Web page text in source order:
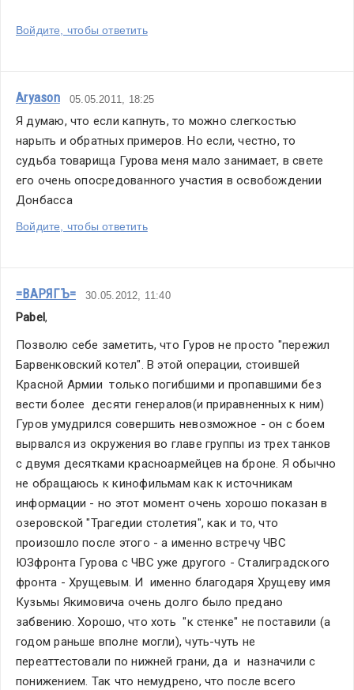
Войдите, чтобы ответить
Aryason 05.05.2011, 18:25
Я думаю, что если капнуть, то можно слегкостью
нарыть и обратных примеров. Но если, честно, то
судьба товарища Гурова меня мало занимает, в свете
его очень опосредованного участия в освобождении
Донбасса
Войдите, чтобы ответить
=ВАРЯГЪ= 30.05.2012, 11:40
Pabel,
Позволю себе заметить, что Гуров не просто "пережил
Барвенковский котел". В этой операции, стоившей
Красной Армии  только погибшими и пропавшими без
вести более  десяти генералов(и приравненных к ним)
Гуров умудрился совершить невозможное - он с боем
вырвался из окружения во главе группы из трех танков
с двумя десятками красноармейцев на броне. Я обычно
не обращаюсь к кинофильмам как к источникам
информации - но этот момент очень хорошо показан в
озеровской "Трагедии столетия", как и то, что
произошло после этого - а именно встречу ЧВС
ЮЗфронта Гурова с ЧВС уже другого - Сталиградского
фронта - Хрущевым. И  именно благодаря Хрущеву имя
Кузьмы Якимовича очень долго было предано
забвению. Хорошо, что хоть  "к стенке" не поставили (а
годом раньше вполне могли), чуть-чуть не
переаттестовали по нижней грани, да  и  назначили с
понижением. Так что немудрено, что после всего